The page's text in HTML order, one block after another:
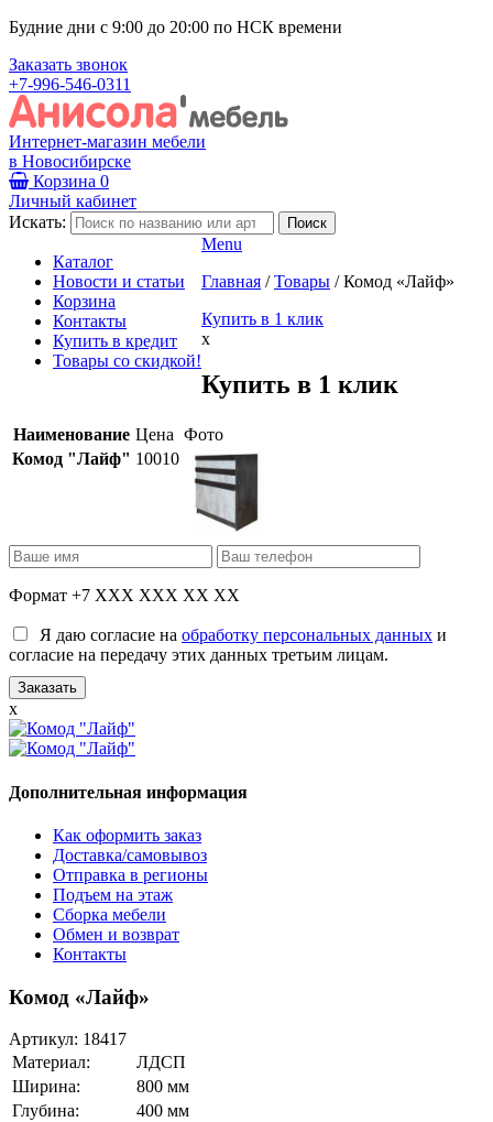
Будние дни с 9:00 до 20:00 по НСК времени
Заказать звонок
+7-996-546-0311
Интернет-магазин мебели
в Новосибирске
Корзина 0
Личный кабинет
Искать:
Каталог
Новости и статьи
Корзина
Контакты
Купить в кредит
Товары со скидкой!
Menu
Главная / Товары / Комод «Лайф»
Купить в 1 клик
x
Купить в 1 клик
Наименование Цена Фото
Комод "Лайф" 10010
Формат +7 XXX XXX XX XX
Я даю согласие на обработку персональных данных и
согласие на передачу этих данных третьим лицам.
x
Дополнительная информация
Как оформить заказ
Доставка/самовывоз
Отправка в регионы
Подъем на этаж
Сборка мебели
Обмен и возврат
Контакты
Комод «Лайф»
Артикул: 18417
Материал:
ЛДСП
Ширина:
800 мм
Глубина:
400 мм